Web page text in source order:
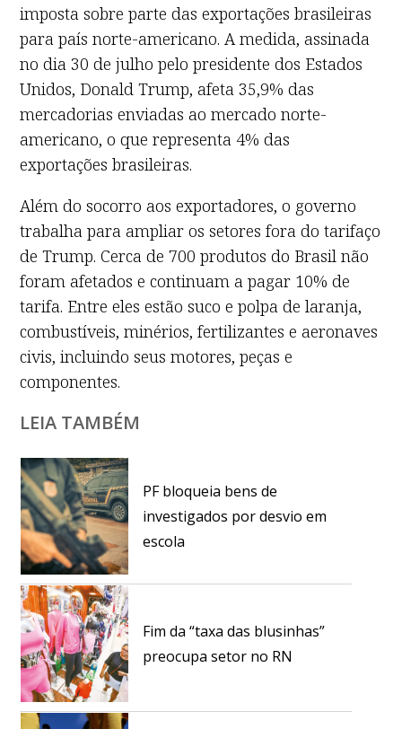
imposta sobre parte das exportações brasileiras
para país norte-americano. A medida, assinada
no dia 30 de julho pelo presidente dos Estados
Unidos, Donald Trump, afeta 35,9% das
mercadorias enviadas ao mercado norte-
americano, o que representa 4% das
exportações brasileiras.
Além do socorro aos exportadores, o governo
trabalha para ampliar os setores fora do tarifaço
de Trump. Cerca de 700 produtos do Brasil não
foram afetados e continuam a pagar 10% de
tarifa. Entre eles estão suco e polpa de laranja,
combustíveis, minérios, fertilizantes e aeronaves
civis, incluindo seus motores, peças e
componentes.
LEIA TAMBÉM
PF bloqueia bens de
investigados por desvio em
escola
Fim da “taxa das blusinhas”
preocupa setor no RN